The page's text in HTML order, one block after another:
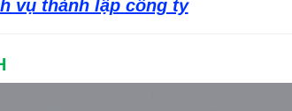
vụ thành lập công ty